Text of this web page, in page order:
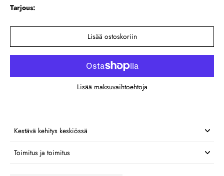
Tarjous:
Lisää ostoskoriin
Lisää maksuvaihtoehtoja
Kestävä kehitys keskiössä
Toimitus ja toimitus